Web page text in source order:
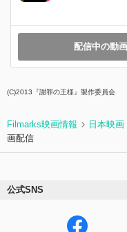
て、
配信中の動
(C)2013『謝罪の王様』製作委員会
Filmarks映画情報 日本映画
画配信
公式SNS